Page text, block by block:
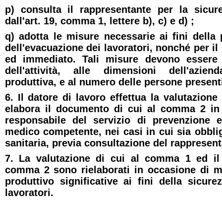
p) consulta il rappresentante per la
dall'art. 19, comma 1, lettere b), c) e d) ;
q) adotta le misure necessarie ai fini della
dell'evacuazione dei lavoratori, nonché per
ed immediato. Tali misure devono
dell'attività, alle dimensioni
produttiva, e al numero delle persone
6. Il datore di lavoro effettua la
elabora il documento di cui al comma 2
responsabile del servizio di prevenzione
medico competente, nei casi in cui sia
sanitaria, previa consultazione del
7. La valutazione di cui al comma 1 ed
comma 2 sono rielaborati in occasione di
produttivo significative ai fini della
lavoratori.